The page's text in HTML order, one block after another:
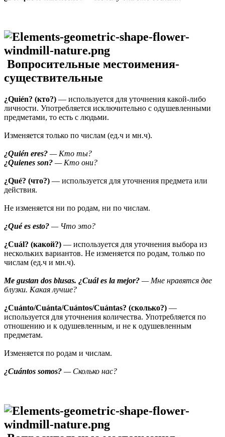
Вопросительные местоимения-
существительные
¿Quién? (кто?) — используется для уточнения какой-либо
личности. Употребляется исключительно с одушевленными
предметами, то есть с людьми.
Изменяется только по числам (ед.ч и мн.ч).
¿Quién eres? — Кто ты?
¿Quienes son? — Кто они?
¿Qué? (что?) — используется для уточнения предмета или
действия.
Не изменяется ни по родам, ни по числам.
¿Qué es esto? — Что это?
¿Cuál? (какой?) — используется для уточнения выбора из
нескольких вариантов. Не изменяется по родам, только по
числам (ед.ч и мн.ч).
Me gustan dos blusas. ¿Cuál es la mejor? — Мне нравятся две
блузки. Какая лучше?
¿Cuánto/Cuánta/Cuántos/Cuántas? (сколько?) —
используется для уточнения количества. Употребляется по
отношению и к одушевленным, и не к одушевленным
предметам.
Изменяется по родам и числам.
¿Cuántos somos? — Сколько нас?